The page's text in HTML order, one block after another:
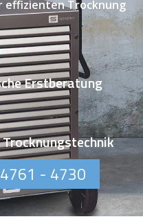
effizienten Trocknung
Erstberatung
- 4730